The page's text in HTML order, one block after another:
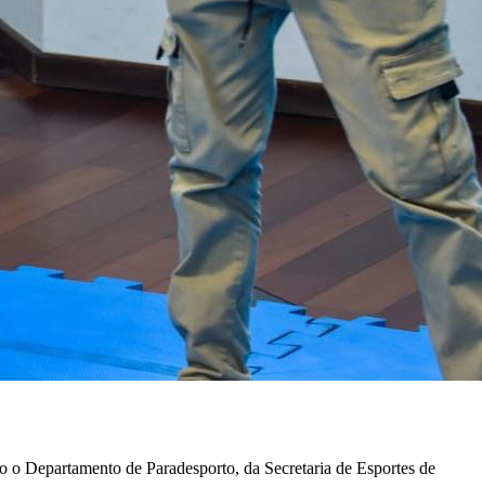
Departamento de Paradesporto, da Secretaria de Esportes de